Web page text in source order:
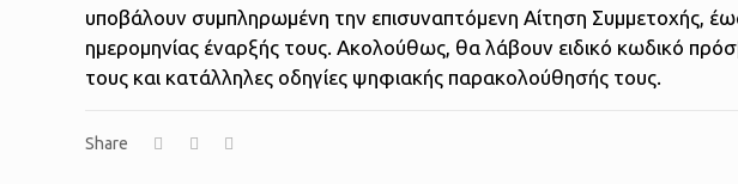
υποβάλουν συμπληρωμένη την επισυναπτόμενη Αίτηση Συμμετοχής,
ημερομηνίας έναρξής τους. Ακολούθως, θα λάβουν ειδικό κωδικό
τους και κατάλληλες οδηγίες ψηφιακής παρακολούθησής τους.
Share